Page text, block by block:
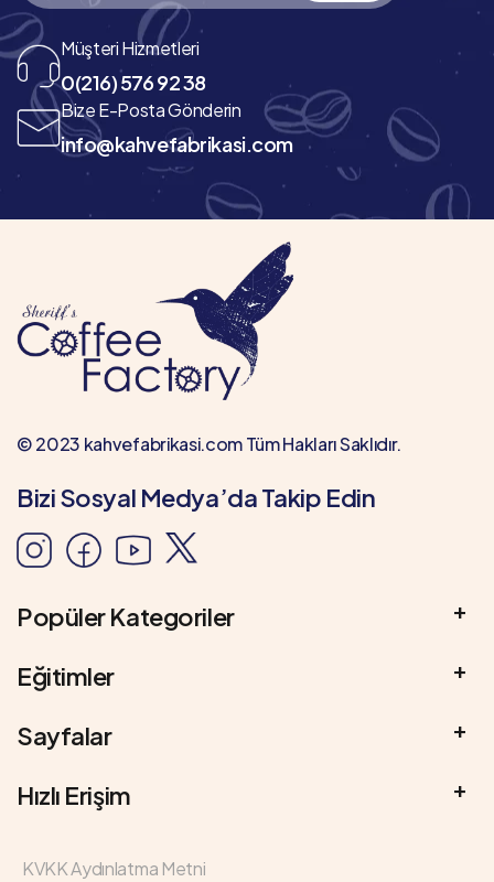
Müşteri Hizmetleri
0(216) 576 92 38
Bize E-Posta Gönderin
info@kahvefabrikasi.com
© 2023 kahvefabrikasi.com Tüm Hakları Saklıdır.
Bizi Sosyal Medya’da Takip Edin
Popüler Kategoriler
Eğitimler
Sayfalar
Hızlı Erişim
KVKK Aydınlatma Metni